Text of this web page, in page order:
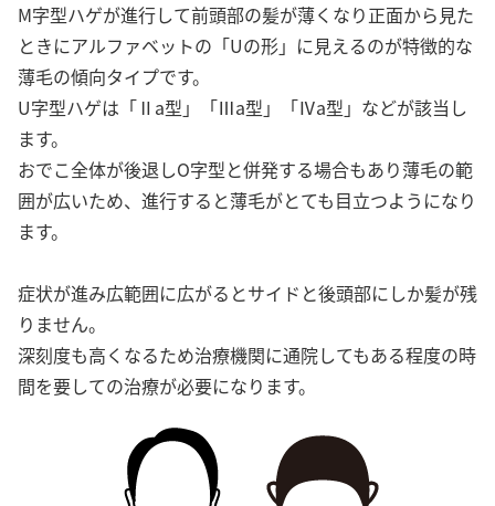
M字型ハゲが進行して前頭部の髪が薄くなり正面から見た
ときにアルファベットの「Uの形」に見えるのが特徴的な
薄毛の傾向タイプです。
U字型ハゲは「Ⅱa型」「Ⅲa型」「Ⅳa型」などが該当し
ます。
おでこ全体が後退しO字型と併発する場合もあり薄毛の範
囲が広いため、進行すると薄毛がとても目立つようになり
ます。
症状が進み広範囲に広がるとサイドと後頭部にしか髪が残
りません。
深刻度も高くなるため治療機関に通院してもある程度の時
間を要しての治療が必要になります。